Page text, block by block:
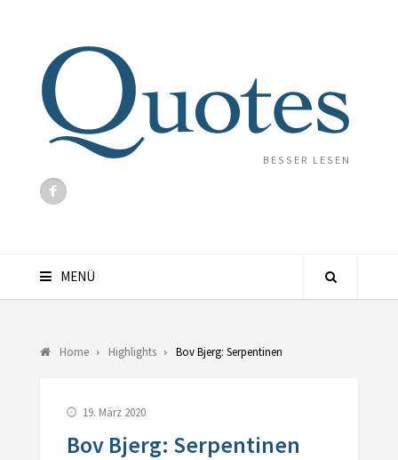
BESSER LESEN
MENÜ
Home Highlights Bov Bjerg: Serpentinen
19. März 2020
Bov Bjerg: Serpentinen